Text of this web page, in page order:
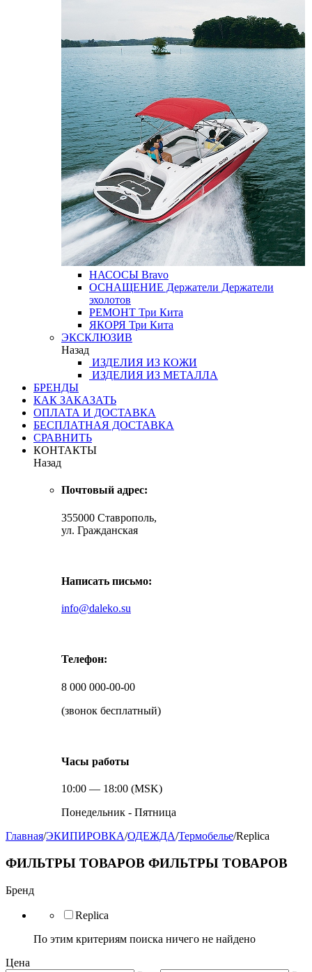
НАСОСЫ Bravo
ОСНАЩЕНИЕ Держатели Держатели
эхолотов
РЕМОНТ Три Кита
ЯКОРЯ Три Кита
ЭКСКЛЮЗИВ
Назад
ИЗДЕЛИЯ ИЗ КОЖИ
ИЗДЕЛИЯ ИЗ МЕТАЛЛА
БРЕНДЫ
КАК ЗАКАЗАТЬ
ОПЛАТА И ДОСТАВКА
БЕСПЛАТНАЯ ДОСТАВКА
СРАВНИТЬ
КОНТАКТЫ
Назад
Почтовый адрес:
355000 Ставрополь,
ул. Гражданская
Написать письмо:
info@daleko.su
Телефон:
8 000 000-00-00
(звонок бесплатный)
Часы работы
10:00 — 18:00 (MSK)
Понедельник - Пятница
Главная/ЭКИПИРОВКА/ОДЕЖДА/Термобелье/Replica
ФИЛЬТРЫ ТОВАРОВ ФИЛЬТРЫ ТОВАРОВ
Бренд
Replica
По этим критериям поиска ничего не найдено
Цена